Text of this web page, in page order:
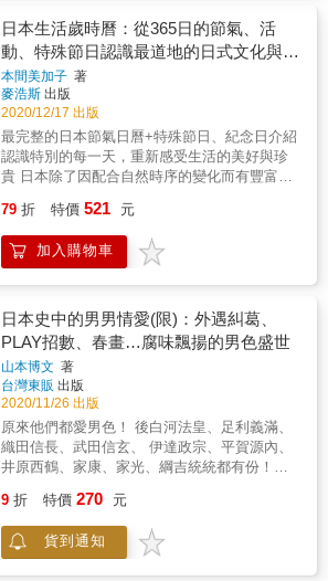
人接觸「異質者」的機會明顯增加。人人出自
本能的一種防禦反應，就是視自己為「正義」
一方的自我膨脹，以及對他人（自身所不理解
的人事物）的排外攻擊。 ◆誰才是鬼？人心所
在之處，「你有把握不會變成鬼嗎」？ 面對
鬼，不抵抗，他們就會加害於你，所以你必須
設法抵抗鬼。但是，當你認定是鬼的對象，其
實只是無害的「異質者」，那麼在這種情況
那一方才是鬼。 ◆以慈悲與寬容面對世界上可
能「化為鬼」的群體與個體 在《鬼滅之刃》
中，鬼被塑造成帶來危害、「必須消滅的對
象」，卻有許多場景描寫主角炭治郎對鬼展現
後一刻的姿態，彷彿在這個複雜化的現代社會
中，為我們提供了一種「與鬼相處」的示範。
人心之鬼，隨時隨地都會出現。《鬼滅之刃》
的轟動，顯示出這股恐懼感，分分秒秒存在現
代人內心深處。新的鬼故事還會不斷出現。即
使在現代，鬼依舊未滅⋯⋯
也不會等你，它不會靠向你和你一起分擔悲
傷！」 （煉獄杏壽郎／第66話《黎明凋零》）
& 「お前を殺す為にお前より強くなる必要は
ない、お前を弱くすればいいだけの話。お前
が生きる為に手段を選ばないように、私も&私
たちも&お前を殺す為に手段を選ばない。」
「要殺掉你不需要變得比你更強，只要將你弱
化即可；就像你為了生存可以不擇手段，我，
（珠世／第197話《執念》） & 【超解析】專
業審定‧毫無保留‧公開深掘 ◎▼◎ 原來胡蝶忍
跟富岡義勇偷偷告白過？ ◎▼◎ 鬼滅時代的
臺日交流竟然如此密切！ ◎▼◎ 鬼殺隊根本
守護航海平安的貓？ & 本書是由熱愛《鬼滅之
刃》的作者，每日使用「全集中‧常中」認真撰
寫記錄。 作者除了將鬼滅登場的重要角色、
鬼、柱深刻剖析外，並引用漫畫中的臺詞做中
日對照，讓讀者更能真切感受每位角色的至情
至性及大家可能忽略的細膩情節。同時也分享
在其他鬼滅相關書籍中所看不到的個人見解，
包括精神疾病、電影、企業管理與《鬼滅之
刃》的關係性等。 & 還有獨家蒐錄的《鬼滅之
刃》動漫的真實世界，相信不只鬼滅迷，就連
對大正時代下的日本與臺灣歷史有興趣的人也
會喜歡上這本書！ & ★全球獨家蒐錄 ★ 獨
家蒐錄1 ☆鬼滅寫真館☆ 《鬼滅之刃》動漫
的真實世界 ‧鬼舞辻無慘初登場的真實場所──
生生的人類生活史，更貼近我們的生活。 現在
日本人的生活模式在江戶時代已幾乎定形， 正
確認識在長達270多年的封建制度， 即嚴格的
「士農工商」階級制度下江戶時代人民的生
活， 就能了解現在日本人生活的基層文化。 本
書共分為2大部分，分別講述【武家】與【庶
民】的社會與生活。 在【武家社會與生活】章
節，會介紹幕府的大型活動，如年頭登城、將
軍宣下儀式，以及武家家庭一年四季的例行活
動。除此之外，也會將武家的婚喪喜慶、要學
一面，以插圖具體呈現在讀者面前。 在【庶民
社會與生活】章節，則會介紹豐富多采的各行
各業生態，如職人（工匠）、商店、行商人、
娛樂與信仰、詛咒與迷信等。 本書作者親自描
繪了江戶時代各身分階層人民的生活百態， 生
動的插圖讓人彷彿能聽見江戶街道上的生活
音。 除了復原插圖之外，每頁下方皆有簡明的
說明文，幫助讀者了解江戶時代人們的生活方
式，配合圖片，讀來趣味十足。 不論你是 ．有
學術研究需求的人 ．因為電視劇、歷史小說、
遊戲等作品，而對江戶時代歷史感興趣的人
有所助益！ 本書特色 ◎參考眾多繪圖類、文獻
從社會結構、各行各業，到日常生活、信仰與
習俗，全方位呈現江戶時代的生活面貌。 ◎卷
日本生活歲時曆：從365日的節氣、活
動、特殊節日認識最道地的日式文化與風
俗習慣
本間美加子 著
麥浩斯 出版
2020/12/17 出版
最完整的日本節氣日曆+特殊節日、紀念日介紹
認識特別的每一天，重新感受生活的美好與珍
貴 日本除了因配合自然時序的變化而有豐富細
事件或偉人生誕、與日期之諧音等因素而發展
出許多特殊的紀念日。並從中衍生出各式各樣
的活動與祭祀，這些長久累積下來的智慧結
來，也介紹屬於這些日子的自然風光或當令食
材，更搭配充滿童趣的應景插圖。不僅能從中
理解季節的推移與日本人的生活有多密切的關
聯，也能從每日的生活點滴認識道地又多樣的
日本文化。 比方說： 1月26日是文化財防火
日，是由於1949年奈良法隆寺繪有多尊菩薩的
珍貴壁畫被燒毀而制定的日子。寺院及博物館
都會在這天舉辦防火演習。但同樣是火，「火
燒若草山」（奈良縣）卻是這個季節的風情
詩。於一月第四個星期六舉辦，為古都宣告了
上巳是凶日，容易遇到災難，所以平安時代誕
生了用紙張與稻草做成的人偶擦拭身體，將晦
氣轉移上去再沖走的習俗，室町時代開始，小
79 折 特價 521 元
加入購物車
日本史中的男男情愛(限)：外遇糾葛、
PLAY招數、春畫…腐味飄揚的男色盛世
山本博文 著
台灣東販 出版
2020/11/26 出版
原來他們都愛男色！ 後白河法皇、足利義滿、
織田信長、武田信玄、 伊達政宗、平賀源內、
井原西鶴、家康、家光、綱吉統統都有份！！
天皇、公卿、平安貴族、僧侶，乃至於武士、
將軍、 歌舞伎演員、江戶的普通大叔，都曾參
與其中，眾星雲集。 而且，連女人們都加入了
9 折 特價 270 元
貨到通知